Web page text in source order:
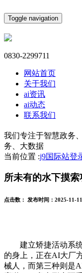
Toggle navigation
0830-2299711
网站首页
关于我们
ai资讯
ai动态
联系我们
我们专注于智慧政务
务、大数据
当前位置 :j9国际站登
所未有的水下摸
点击数： 发布时间： 2025-11-
建立矫捷活动系统
的身上，正在AI大厂
械人，而第三种则是